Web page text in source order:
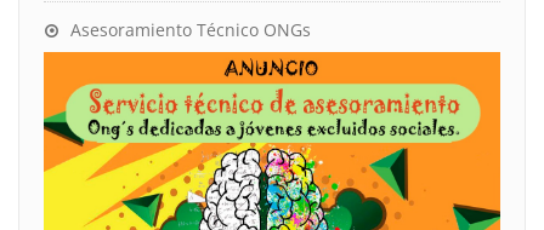
Asesoramiento Técnico ONGs